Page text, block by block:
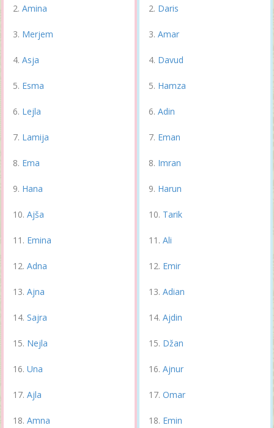
Amina
Merjem
Asja
Esma
Lejla
Lamija
Ema
Hana
Ajša
Emina
Adna
Ajna
Sajra
Nejla
Una
Ajla
Amna
Daris
Amar
Davud
Hamza
Adin
Eman
Imran
Harun
Tarik
Ali
Emir
Adian
Ajdin
Džan
Ajnur
Omar
Emin